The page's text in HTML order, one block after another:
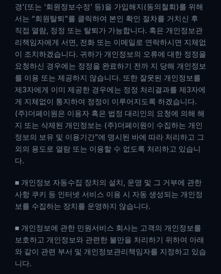
경’(또는 ‘회원정보수정’ 등)을 가입해지(동의철회)를 위해
서는 “회원탈퇴”를 클릭하여 본인 확인 절차를 거치신 후
직접 열람, 정정 또는 탈퇴가 가능합니다. 혹은 개인정보관
리책임자에게 서면, 전화 또는 이메일로 연락하시면 지체없
이 조치하겠습니다. 귀하가 개인정보의 오류에 대한 정정을
요청하신 경우에는 정정을 완료하기 전까 지 당해 개인정보
를 이용 또는 제공하지 않습니다. 또한 잘못된 개인정보를
제3자에게 이미 제공한 경우에는 정정 처리결과를 제3자에
게 지체없이 통지하여 정정이 이루어지도록 하겠습니다.
(주)더페이원은 이용자 혹은 법정 대리인의 요청에 의해 해
지 또는 삭제된 개인정보는 (주)더페이원이 수집하는 개인
정보의 보유 및 이용기간”에 명시된 바에 따라 처리하고 그
외의 용도로 열람 또는 이용할 수 없도록 처리하고 있습니
다.
■ 개인정보 자동수집 장치의 설치, 운영 및 그 거부에 관한
사항 쿠키 등 인터넷 서비스 이용 시 자동 생성되는 개인정
보를 수집하는 장치를 운영하지 않습니다.
■ 개인정보에 관한 민원서비스 회사는 고객의 개인정보를
보호하고 개인정보와 관련한 불만을 처리하기 위하여 아래
와 같이 관련 부서 및 개인정보관리책임자를 지정하고 있습
니다.